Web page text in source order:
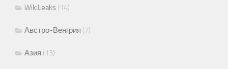
WikiLeaks (14)
Австро-Венгрия (7)
Азия (13)